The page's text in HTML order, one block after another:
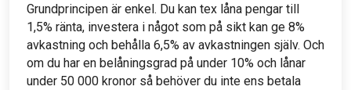
Grundprincipen är enkel. Du kan tex låna pengar till
1,5% ränta, investera i något som på sikt kan ge 8%
avkastning och behålla 6,5% av avkastningen själv. Och
om du har en belåningsgrad på under 10% och lånar
under 50 000 kronor så behöver du inte ens betala